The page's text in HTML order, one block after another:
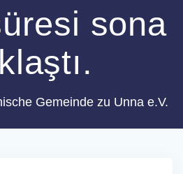
sona
Gemeinde zu Unna e.V.